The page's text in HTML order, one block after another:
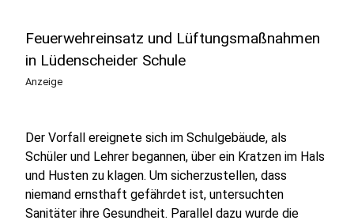
Feuerwehreinsatz und Lüftungsmaßnahmen
in Lüdenscheider Schule
Anzeige
Der Vorfall ereignete sich im Schulgebäude, als
Schüler und Lehrer begannen, über ein Kratzen im Hals
und Husten zu klagen. Um sicherzustellen, dass
niemand ernsthaft gefährdet ist, untersuchten
Sanitäter ihre Gesundheit. Parallel dazu wurde die